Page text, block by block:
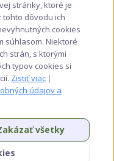
stránky, ktoré je
tohto dôvodu ich
cookies
súhlasom. Niektoré
strán, s ktorými
typov cookies si
Zistiť viac |
údajov a
všetky